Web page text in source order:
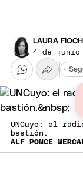
LAURA
4 de junio
+
UNCuyo: el
bastión.
ALF PONCE